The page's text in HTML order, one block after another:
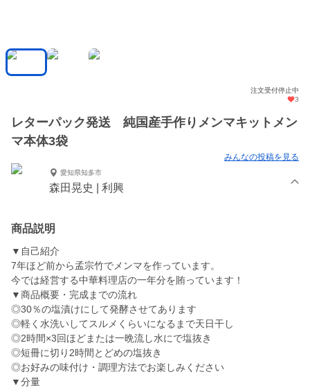
注文受付停止中
3
レターパック発送 純国産手作りメンマキットメン
マ本体3袋
みんなの投稿を見る
愛知県知多市
森田晃史 | 利興
商品説明
▼自己紹介
7年ほど前から孟宗竹でメンマを作っています。
今では経営する中華料理店の一年分を賄っています！
▼商品概要・完成までの流れ
◎30％の塩漬けにして発酵させてあります
◎軽く水洗いしてスルメくらいになるまで天日干し
◎2時間×3回ほどまたは一晩流し水にで塩抜き
◎短冊に切り2時間とどめの塩抜き
◎お好みの味付け・調理方法でお楽しみください
▼分量